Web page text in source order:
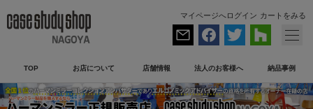
マイページへログイン カートをみる
TOP お店について 店舗情報 法人のお客様へ 納品事例